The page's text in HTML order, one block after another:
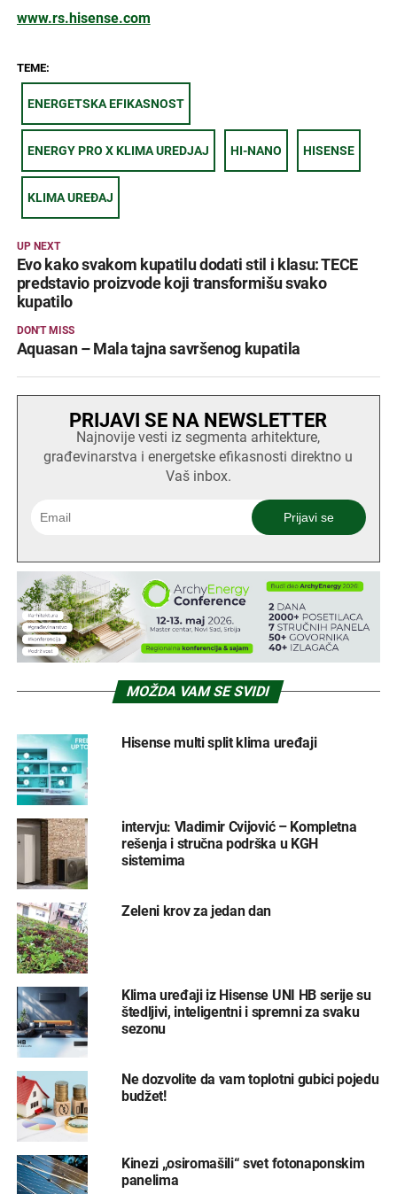
www.rs.hisense.com
TEME:
ENERGETSKA EFIKASNOST
ENERGY PRO X KLIMA UREDJAJ HI-NANO HISENSE
KLIMA UREĐAJ
UP NEXT
Evo kako svakom kupatilu dodati stil i klasu: TECE
predstavio proizvode koji transformišu svako
kupatilo
DON'T MISS
Aquasan – Mala tajna savršenog kupatila
PRIJAVI SE NA NEWSLETTER
Najnovije vesti iz segmenta arhitekture,
građevinarstva i energetske efikasnosti direktno u
Vaš inbox.
MOŽDA VAM SE SVIDI
Hisense multi split klima uređaji
intervju: Vladimir Cvijović – Kompletna
rešenja i stručna podrška u KGH
sistemima
Zeleni krov za jedan dan
Klima uređaji iz Hisense UNI HB serije su
štedljivi, inteligentni i spremni za svaku
sezonu
Ne dozvolite da vam toplotni gubici pojedu
budžet!
Kinezi „osiromašili“ svet fotonaponskim
panelima